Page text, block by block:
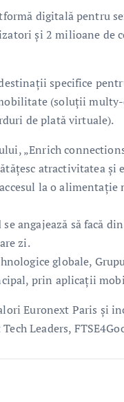
digitală pentru
și 2 milioane
specifice
(soluții multy-
de plată virtuale).
„Enrich
atractivitatea
la o
angajează să facă
zi.
globale,
prin aplicații
Euronext Paris și
Leaders,